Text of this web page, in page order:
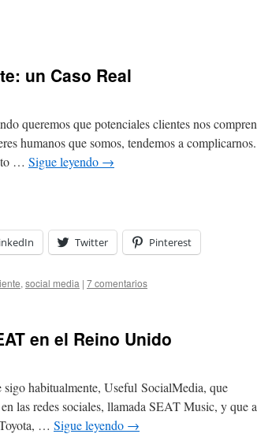
un Caso Real
queremos que potenciales clientes nos compren
humanos que somos, tendemos a complicarnos.
… Sigue leyendo →
Twitter Pinterest
, social media | 7 comentarios
en el Reino Unido
habitualmente, Useful SocialMedia, que
las redes sociales, llamada SEAT Music, y que a
… Sigue leyendo →